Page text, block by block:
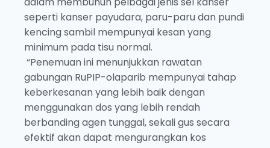
seperti kanser payudara, paru-paru dan pundi
kencing sambil mempunyai kesan yang
minimum pada tisu normal.
“Penemuan ini menunjukkan rawatan
gabungan RuPIP-olaparib mempunyai tahap
keberkesanan yang lebih baik dengan
menggunakan dos yang lebih rendah
berbanding agen tunggal, sekali gus secara
efektif akan dapat mengurangkan kos